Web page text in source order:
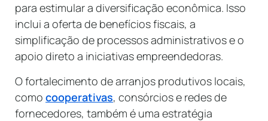
para estimular a diversificação econômica. Isso
inclui a oferta de benefícios fiscais, a
simplificação de processos administrativos e o
apoio direto a iniciativas empreendedoras.
O fortalecimento de arranjos produtivos locais,
como cooperativas, consórcios e redes de
fornecedores, também é uma estratégia